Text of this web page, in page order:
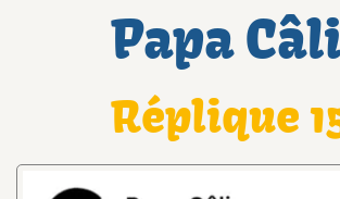
Papa
Réplique